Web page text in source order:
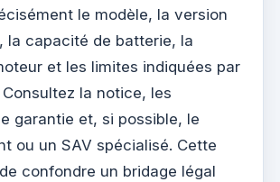
le modèle, la version
la capacité de batterie, la
et les limites indiquées par
la notice, les
garantie et, si possible, le
ou un SAV spécialisé. Cette
confondre un bridage légal